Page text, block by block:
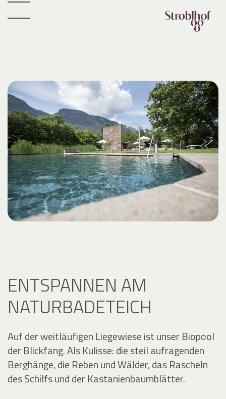
ENTSPANNEN AM
NATURBADETEICH
Auf der weitläufigen Liegewiese ist unser Biopool
der Blickfang. Als Kulisse: die steil aufragenden
Berghänge, die Reben und Wälder, das Rascheln
des Schilfs und der Kastanienbaumblätter.